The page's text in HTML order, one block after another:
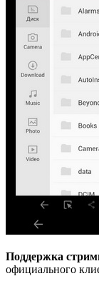
Поддержка
официального